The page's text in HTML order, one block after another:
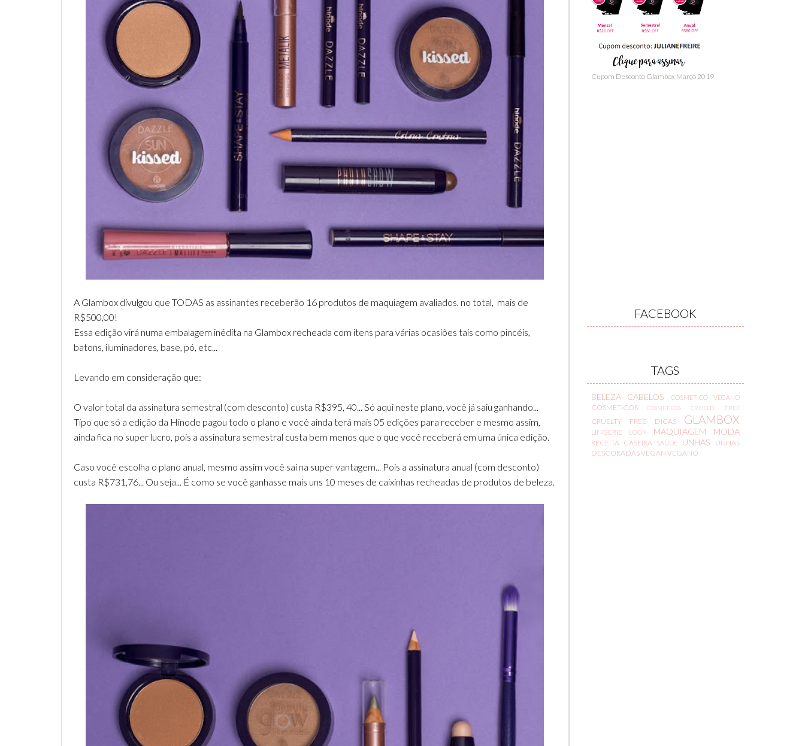
A Glambox divulgou que TODAS as assinantes receberão 16 produtos de maquiagem avaliados, no total, mais de
R$500,00!
Essa edição virá numa embalagem inédita na Glambox recheada com itens para várias ocasiões tais como pincéis,
batons, iluminadores, base, pó, etc...
Levando em consideração que:
O valor total da assinatura semestral (com desconto) custa R$395, 40... Só aqui neste plano, você já saiu ganhando...
Tipo que só a edição da Hinode pagou todo o plano e você ainda terá mais 05 edições para receber e mesmo assim,
ainda fica no super lucro, pois a assinatura semestral custa bem menos que o que você receberá em uma única edição.
Caso você escolha o plano anual, mesmo assim você sai na super vantagem... Pois a assinatura anual (com desconto)
custa R$731,76... Ou seja... É como se você ganhasse mais uns 10 meses de caixinhas recheadas de produtos de beleza.
Cupom Desconto Glambox Março 2019
FACEBOOK
TAGS
BELEZA CABELOS COSMETICO VEGANO
COSMETICOSCOSMETICOS CRUELTY FREE
CRUELTY FREE DICAS GLAMBOX
LINGERIE LOOK MAQUIAGEM MODA
RECEITA CASEIRA SAÚDE UNHAS
UNHAS
DESCORADASVEGAN VEGANO